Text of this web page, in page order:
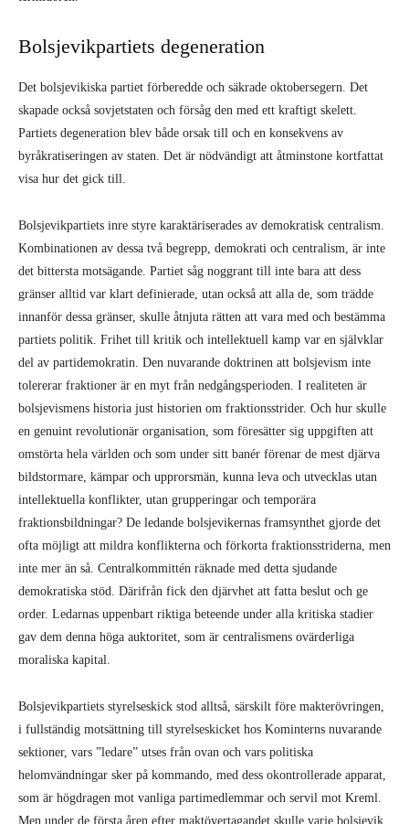
Bolsjevikpartiets degeneration
Det bolsjevikiska partiet förberedde och säkrade oktobersegern. Det
skapade också sovjetstaten och försåg den med ett kraftigt skelett.
Partiets degeneration blev både orsak till och en konsekvens av
byråkratiseringen av staten. Det är nödvändigt att åtminstone kortfattat
visa hur det gick till.
Bolsjevikpartiets inre styre karaktäriserades av demokratisk centralism.
Kombinationen av dessa två begrepp, demokrati och centralism, är inte
det bittersta motsägande. Partiet såg noggrant till inte bara att dess
gränser alltid var klart definierade, utan också att alla de, som trädde
innanför dessa gränser, skulle åtnjuta rätten att vara med och bestämma
partiets politik. Frihet till kritik och intellektuell kamp var en självklar
del av partidemokratin. Den nuvarande doktrinen att bolsjevism inte
tolererar fraktioner är en myt från nedgångsperioden. I realiteten är
bolsjevismens historia just historien om fraktionsstrider. Och hur skulle
en genuint revolutionär organisation, som föresätter sig uppgiften att
omstörta hela världen och som under sitt banér förenar de mest djärva
bildstormare, kämpar och upprorsmän, kunna leva och utvecklas utan
intellektuella konflikter, utan grupperingar och temporära
fraktionsbildningar? De ledande bolsjevikernas framsynthet gjorde det
ofta möjligt att mildra konflikterna och förkorta fraktionsstriderna, men
inte mer än så. Centralkommittén räknade med detta sjudande
demokratiska stöd. Därifrån fick den djärvhet att fatta beslut och ge
order. Ledarnas uppenbart riktiga beteende under alla kritiska stadier
gav dem denna höga auktoritet, som är centralismens ovärderliga
moraliska kapital.
Bolsjevikpartiets styrelseskick stod alltså, särskilt före makterövringen,
i fullständig motsättning till styrelseskicket hos Kominterns nuvarande
sektioner, vars ”ledare” utses från ovan och vars politiska
helomvändningar sker på kommando, med dess okontrollerade apparat,
som är högdragen mot vanliga partimedlemmar och servil mot Kreml.
Men under de första åren efter maktövertagandet skulle varje bolsjevik,